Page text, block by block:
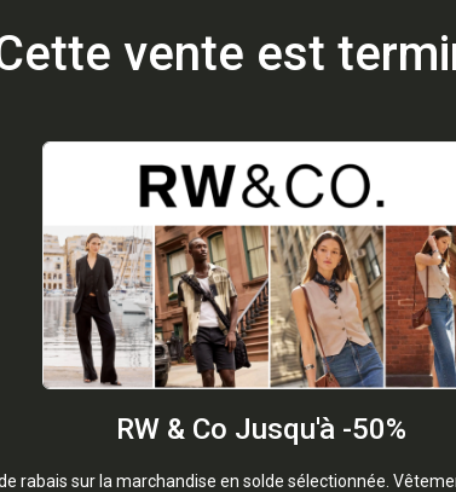
vente est
RW & Co Jusqu'à -50%
rabais sur la marchandise en solde sélectionnée.